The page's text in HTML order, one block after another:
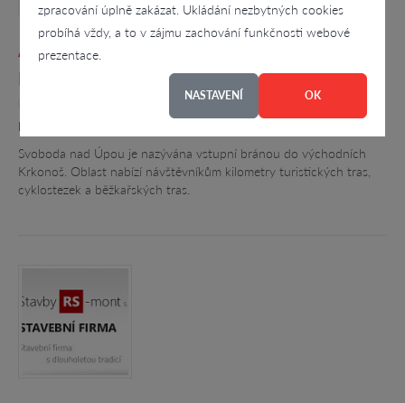
zpracování úplně zakázat. Ukládání nezbytných cookies
probíhá vždy, a to v zájmu zachování funkčnosti webové
prezentace.
NASTAVENÍ OK
APARTMÁN ŠŤASTNÁ 13-ka, PhDr. Miluše
Malá
Pietteho náměstí 25, Svoboda nad Úpou
Svoboda nad Úpou je nazývána vstupní bránou do východních
Krkonoš. Oblast nabízí návštěvníkům kilometry turistických tras,
cyklostezek a běžkařských tras.